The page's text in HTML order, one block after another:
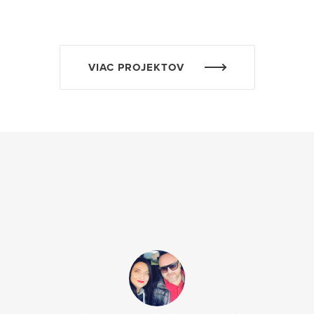
VIAC PROJEKTOV
si teda spracovať štúdiu a následne aj
očakávania, túžby a pripomienky.